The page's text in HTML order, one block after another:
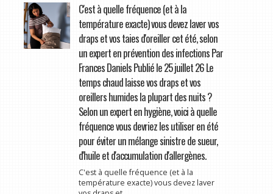
C'est à quelle fréquence (et à la
température exacte) vous devez laver vos
draps et vos taies d'oreiller cet été, selon
un expert en prévention des infections Par
Frances Daniels Publié le 25 juillet 26 Le
temps chaud laisse vos draps et vos
oreillers humides la plupart des nuits ?
Selon un expert en hygiène, voici à quelle
fréquence vous devriez les utiliser en été
pour éviter un mélange sinistre de sueur,
d'huile et d'accumulation d'allergènes.
C'est à quelle fréquence (et à la
température exacte) vous devez laver